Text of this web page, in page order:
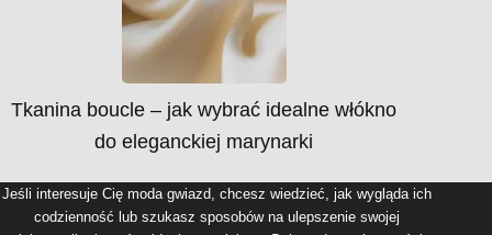
Tkanina boucle – jak wybrać idealne włókno
do eleganckiej marynarki
Jeśli interesuje Cię moda gwiazd, chcesz wiedzieć, jak wygląda ich
codzienność lub szukasz sposobów na ulepszenie swojej